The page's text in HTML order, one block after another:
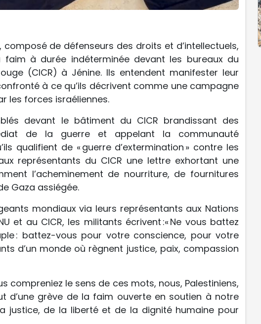
de défenseurs des droits et d’intellectuels,
à durée indéterminée devant les bureaux du
(CICR) à Jénine. Ils entendent manifester leur
à ce qu’ils décrivent comme une campagne
les forces israéliennes.
devant le bâtiment du CICR brandissant des
de la guerre et appelant la communauté
qualifient de « guerre d’extermination » contre les
représentants du CICR une lettre exhortant une
l’acheminement de nourriture, de fournitures
Gaza assiégée.
mondiaux via leurs représentants aux Nations
et au CICR, les militants écrivent :« Ne vous battez
: battez-vous pour votre conscience, pour votre
d’un monde où règnent justice, paix, compassion
compreniez le sens de ces mots, nous, Palestiniens,
d’une grève de la faim ouverte en soutien à notre
justice, de la liberté et de la dignité humaine pour